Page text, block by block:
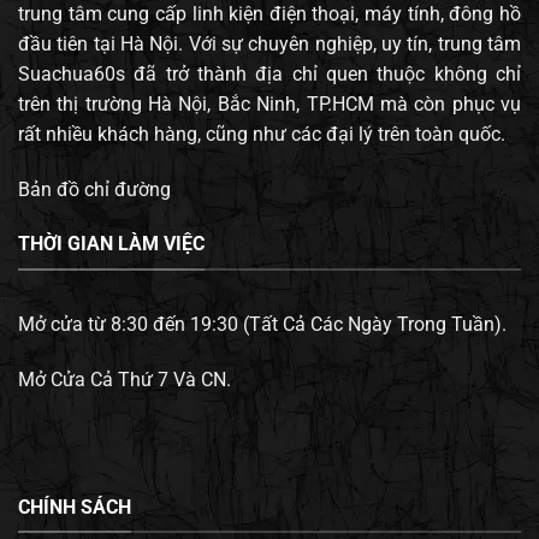
trung tâm cung cấp linh kiện điện thoại, máy tính, đông hồ
đầu tiên tại Hà Nội. Với sự chuyên nghiệp, uy tín, trung tâm
Suachua60s đã trở thành địa chỉ quen thuộc không chỉ
trên thị trường Hà Nội, Bắc Ninh, TP.HCM mà còn phục vụ
rất nhiều khách hàng, cũng như các đại lý trên toàn quốc.
Bản đồ chỉ đường
THỜI GIAN LÀM VIỆC
Mở cửa từ 8:30 đến 19:30 (Tất Cả Các Ngày Trong Tuần).
Mở Cửa Cả Thứ 7 Và CN.
CHÍNH SÁCH